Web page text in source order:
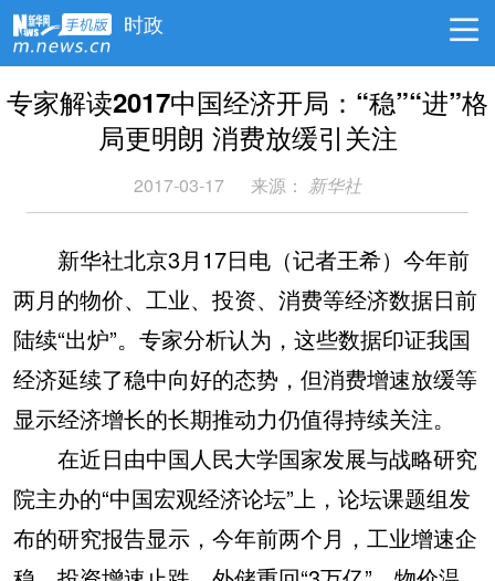
时政
专家解读2017中国经济开局：“稳”“进”格
局更明朗 消费放缓引关注
2017-03-17 来源： 新华社
新华社北京3月17日电（记者王希）今年前
两月的物价、工业、投资、消费等经济数据日前
陆续“出炉”。专家分析认为，这些数据印证我国
经济延续了稳中向好的态势，但消费增速放缓等
显示经济增长的长期推动力仍值得持续关注。
在近日由中国人民大学国家发展与战略研究
院主办的“中国宏观经济论坛”上，论坛课题组发
布的研究报告显示，今年前两个月，工业增速企